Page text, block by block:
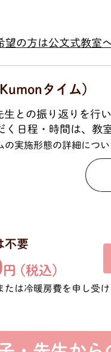
望の方は公文式教室
タイム)
との振り返りを行い
く日程・時間は、教
の実施形態の詳細につ
不要
円 (税込)
は冷暖房費を申し受け